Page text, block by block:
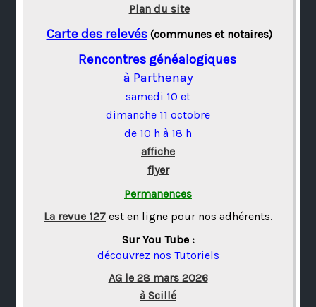
Plan du site
Carte des relevés(communes et notaires)
Rencontres généalogiques
à Parthenay
samedi 10 et
dimanche 11 octobre
de 10 h à 18 h
affiche
flyer
Permanences
La revue 127 est en ligne pour nos adhérents.
Sur You Tube :
découvrez nos Tutoriels
AG le 28 mars 2026
à Scillé